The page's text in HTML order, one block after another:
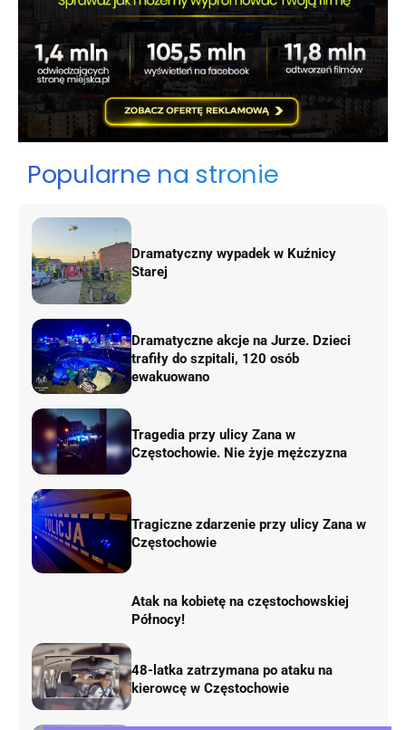
Popularne na stronie
Dramatyczny wypadek w Kuźnicy
Starej
Dramatyczne akcje na Jurze. Dzieci
trafiły do szpitali, 120 osób
ewakuowano
Tragedia przy ulicy Zana w
Częstochowie. Nie żyje mężczyzna
Tragiczne zdarzenie przy ulicy Zana w
Częstochowie
Atak na kobietę na częstochowskiej
Północy!
48-latka zatrzymana po ataku na
kierowcę w Częstochowie